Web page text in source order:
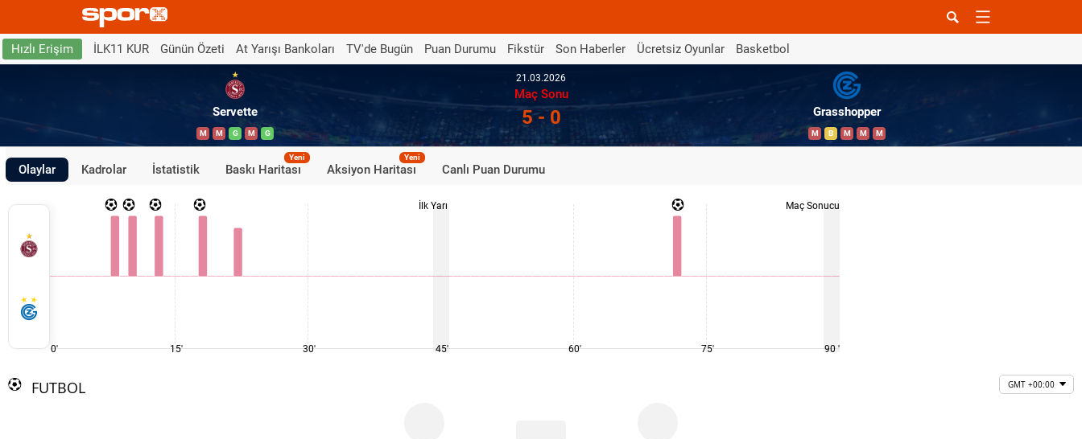
Hızlı Erişim İLK11 KUR Günün Özeti At Yarışı Bankoları TV'de Bugün Puan Durumu Fikstür Son Haberler Ücretsiz Oyunlar Basketbol
Servette
M M G M G
21.03.2026
Maç Sonu
5 - 0 Grasshopper
M B M M M
Olaylar Kadrolar İstatistik Baskı Haritası
Yeni
Aksiyon Haritası
Yeni
Canlı Puan Durumu
0' 15' 30'
İlk Yarı
45' 60' 75'
Maç Sonucu
90 '
FUTBOL GMT +00:00